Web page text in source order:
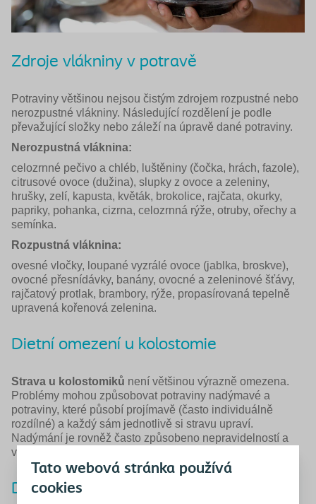
Tato webová stránka používá
cookies
Zdroje vlákniny v potravě
Potraviny většinou nejsou čistým zdrojem rozpustné nebo
nerozpustné vlákniny. Následující rozdělení je podle
převažující složky nebo záleží na úpravě dané potraviny.
Nerozpustná vláknina:
celozrnné pečivo a chléb, luštěniny (čočka, hrách, fazole),
citrusové ovoce (dužina), slupky z ovoce a zeleniny,
hrušky, zelí, kapusta, květák, brokolice, rajčata, okurky,
papriky, pohanka, cizrna, celozrnná rýže, otruby, ořechy a
semínka.
Rozpustná vláknina:
ovesné vločky, loupané vyzrálé ovoce (jablka, broskve),
ovocné přesnídávky, banány, ovocné a zeleninové šťávy,
rajčatový protlak, brambory, rýže, propasírovaná tepelně
upravená kořenová zelenina.
Dietní omezení u kolostomie
Strava u kolostomiků není většinou výrazně omezena.
Problémy mohou způsobovat potraviny nadýmavé a
potraviny, které působí projímavě (často individuálně
rozdílné) a každý sám jednotlivě si stravu upraví.
Nadýmání je rovněž často způsobeno nepravidelností a
výrazným omezováním stravy.
Dietní omezení u ileostomie